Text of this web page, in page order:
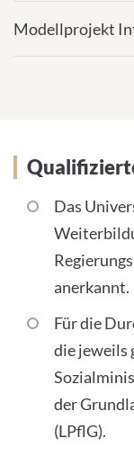
Modellprojekt
Das
anerkannt.
Für die
die jeweils
der
(LPflG).